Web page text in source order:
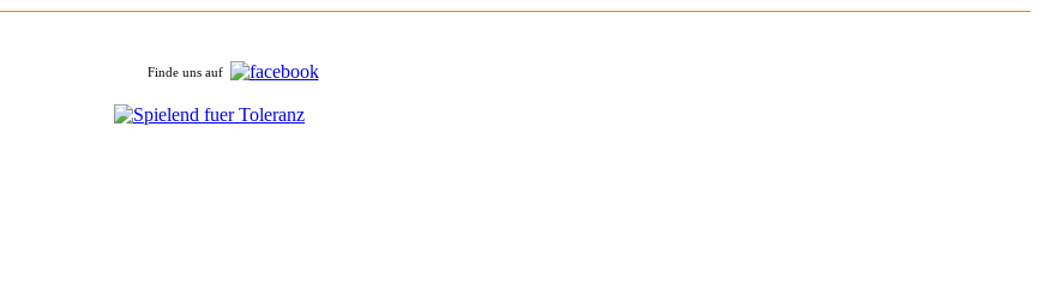
Finde uns auf